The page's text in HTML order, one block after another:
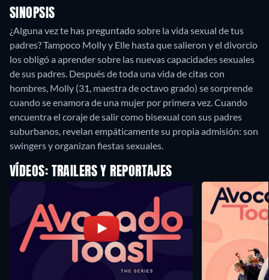
SINOPSIS
¿Alguna vez te has preguntado sobre la vida sexual de tus
padres? Tampoco Molly y Elle hasta que salieron y el divorcio
los obligó a aprender sobre las nuevas capacidades sexuales
de sus padres. Después de toda una vida de citas con
hombres, Molly (31, maestra de octavo grado) se sorprende
cuando se enamora de una mujer por primera vez. Cuando
encuentra el coraje de salir como bisexual con sus padres
suburbanos, revelan empáticamente su propia admisión: son
swingers y organizan fiestas sexuales.
VÍDEOS: TRAILERS Y REPORTAJES